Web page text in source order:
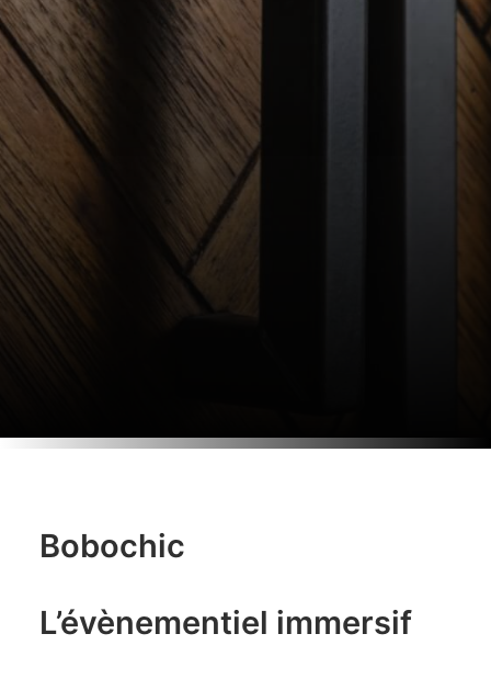
Et noue des liens
Bobochic
L’évènementiel immersif